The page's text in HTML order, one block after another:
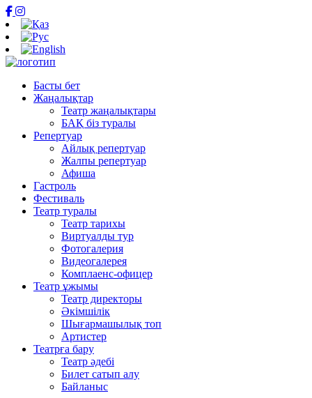
Басты бет
Жаңалықтар
Театр жаңалықтары
БАҚ біз туралы
Репертуар
Айлық репертуар
Жалпы репертуар
Афиша
Гастроль
Фестиваль
Театр туралы
Театр тарихы
Виртуалды тур
Фотогалерия
Видеогалерея
Комплаенс-офицер
Театр ұжымы
Театр директоры
Әкімшілік
Шығармашылық топ
Артистер
Театрға бару
Театр әдебі
Билет сатып алу
Байланыс